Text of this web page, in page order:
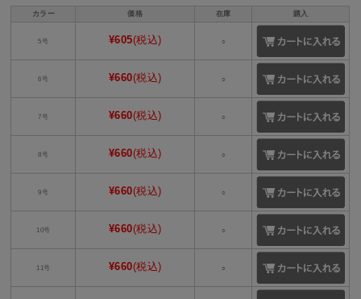
カラー 価格 在庫 購入
5号 ¥605(税込) ○
6号 ¥660(税込) ○
7号 ¥660(税込) ○
8号 ¥660(税込) ○
9号 ¥660(税込) ○
10号 ¥660(税込) ○
11号 ¥660(税込) ○